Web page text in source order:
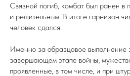
Связной погиб, комбат был ранен в
и решительным. В итоге гарнизон
человек сдался.
Именно за образцовое выполнение
завершающем этапе войны,
проявленные, в том числе, и при